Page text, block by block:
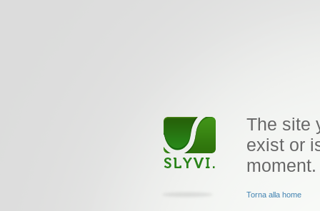
The site
exist or
moment.
Torna alla home